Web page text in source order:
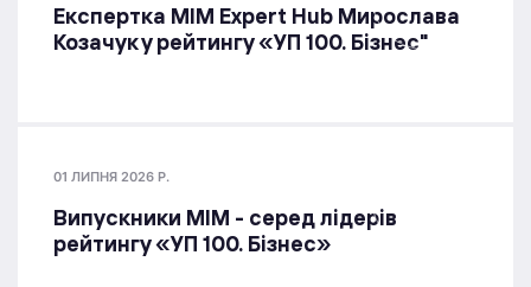
Експертка MIM Expert Hub Мирослава
Козачук у рейтингу «УП 100. Бізнес"
01 ЛИПНЯ 2026 Р.
Випускники МІМ - серед лідерів
рейтингу «УП 100. Бізнес»